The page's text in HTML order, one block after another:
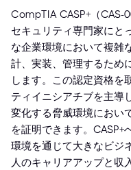
CompTIA CASP+（CAS-
セキュリティ専門家にと
な企業環境において複雑
計、実装、管理するため
します。この認定資格を
ティイニシアチブを主導
変化する脅威環境におい
を証明できます。
環境を通じて大きなビジ
人のキャリアアップと収